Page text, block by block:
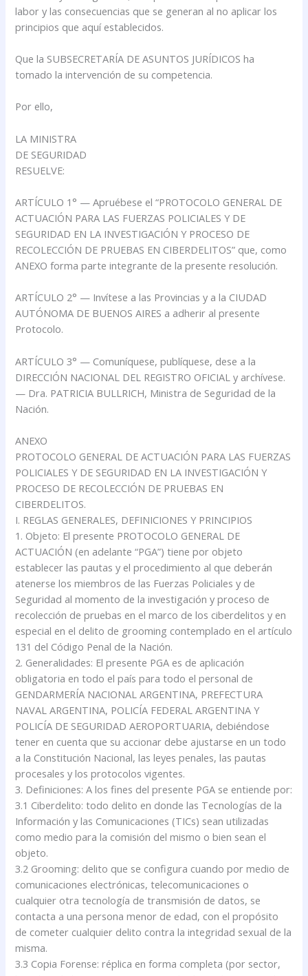
labor y las consecuencias que se generan al no aplicar los
principios que aquí establecidos.
Que la SUBSECRETARÍA DE ASUNTOS JURÍDICOS ha
tomado la intervención de su competencia.
Por ello,
LA MINISTRA
DE SEGURIDAD
RESUELVE:
ARTÍCULO 1° — Apruébese el “PROTOCOLO GENERAL DE
ACTUACIÓN PARA LAS FUERZAS POLICIALES Y DE
SEGURIDAD EN LA INVESTIGACIÓN Y PROCESO DE
RECOLECCIÓN DE PRUEBAS EN CIBERDELITOS” que, como
ANEXO forma parte integrante de la presente resolución.
ARTÍCULO 2° — Invítese a las Provincias y a la CIUDAD
AUTÓNOMA DE BUENOS AIRES a adherir al presente
Protocolo.
ARTÍCULO 3° — Comuníquese, publíquese, dese a la
DIRECCIÓN NACIONAL DEL REGISTRO OFICIAL y archívese.
— Dra. PATRICIA BULLRICH, Ministra de Seguridad de la
Nación.
ANEXO
PROTOCOLO GENERAL DE ACTUACIÓN PARA LAS FUERZAS
POLICIALES Y DE SEGURIDAD EN LA INVESTIGACIÓN Y
PROCESO DE RECOLECCIÓN DE PRUEBAS EN
CIBERDELITOS.
I. REGLAS GENERALES, DEFINICIONES Y PRINCIPIOS
1. Objeto: El presente PROTOCOLO GENERAL DE
ACTUACIÓN (en adelante “PGA”) tiene por objeto
establecer las pautas y el procedimiento al que deberán
atenerse los miembros de las Fuerzas Policiales y de
Seguridad al momento de la investigación y proceso de
recolección de pruebas en el marco de los ciberdelitos y en
especial en el delito de grooming contemplado en el artículo
131 del Código Penal de la Nación.
2. Generalidades: El presente PGA es de aplicación
obligatoria en todo el país para todo el personal de
GENDARMERÍA NACIONAL ARGENTINA, PREFECTURA
NAVAL ARGENTINA, POLICÍA FEDERAL ARGENTINA Y
POLICÍA DE SEGURIDAD AEROPORTUARIA, debiéndose
tener en cuenta que su accionar debe ajustarse en un todo
a la Constitución Nacional, las leyes penales, las pautas
procesales y los protocolos vigentes.
3. Definiciones: A los fines del presente PGA se entiende por:
3.1 Ciberdelito: todo delito en donde las Tecnologías de la
Información y las Comunicaciones (TICs) sean utilizadas
como medio para la comisión del mismo o bien sean el
objeto.
3.2 Grooming: delito que se configura cuando por medio de
comunicaciones electrónicas, telecomunicaciones o
cualquier otra tecnología de transmisión de datos, se
contacta a una persona menor de edad, con el propósito
de cometer cualquier delito contra la integridad sexual de la
misma.
3.3 Copia Forense: réplica en forma completa (por sector,